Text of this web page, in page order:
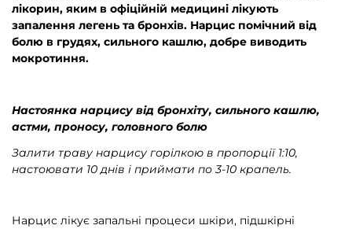
лікорин, яким в офіційній медицині лікують
запалення легень та бронхів. Нарцис помічний від
болю в грудях, сильного кашлю, добре виводить
мокротиння.
Настоянка нарцису від бронхіту, сильного кашлю,
астми, проносу, головного болю
Залити траву нарцису горілкою в пропорції 1:10,
настоювати 10 днів і приймати по 3-10 крапель.
Нарцис лікує запальні процеси шкіри, підшкірні